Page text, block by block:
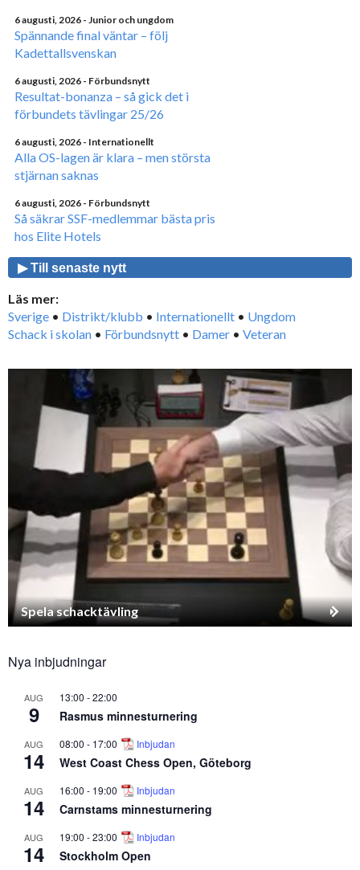
6 augusti, 2026 - Junior och ungdom
Spännande final väntar – följ
Kadettallsvenskan
6 augusti, 2026 - Förbundsnytt
Resultat-bonanza – så gick det i
förbundets tävlingar 25/26
6 augusti, 2026 - Internationellt
Alla OS-lagen är klara – men största
stjärnan saknas
6 augusti, 2026 - Förbundsnytt
Så säkrar SSF-medlemmar bästa pris
hos Elite Hotels
▶ Till senaste nytt
Läs mer:
Sverige • Distrikt/klubb • Internationellt • Ungdom
Schack i skolan • Förbundsnytt • Damer • Veteran
Spela schacktävling
Nya inbjudningar
AUG
9
13:00 -22:00
Rasmus minnesturnering
AUG
14
08:00 - 17:00 Inbjudan
West Coast Chess Open, Göteborg
AUG
14
16:00 - 19:00 Inbjudan
Carnstams minnesturnering
AUG
14
19:00 -23:00 Inbjudan
Stockholm Open